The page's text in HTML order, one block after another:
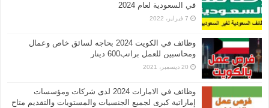
في السعودية لعام 2024
7 فبراير، 2022
وظائف في الكويت 2024 بحاجه لسائق خاص وعمال
ومحاسبين للعمل براتب600 دينار
20 ديسمبر، 2021
وظائف في الامارات 2024 لدى شركات ومؤسسات
إماراتية كبرى لجميع الجنسيات والمستويات والتقديم متاح